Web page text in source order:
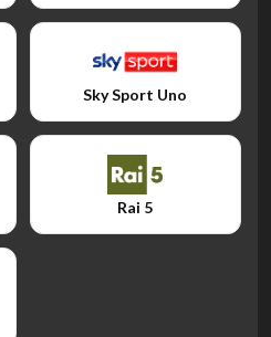
Sky Sport Uno
Rai 5